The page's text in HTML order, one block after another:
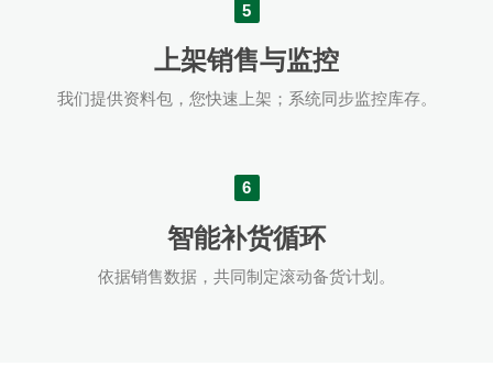
5
上架销售与监控
我们提供资料包，您快速上架；系统同步监控库存。
6
智能补货循环
依据销售数据，共同制定滚动备货计划。